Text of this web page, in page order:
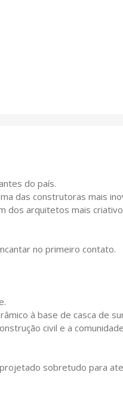
do país.
das construtoras mais
dos arquitetos mais
no primeiro contato.
à base de casca de
civil e a
sobretudo para